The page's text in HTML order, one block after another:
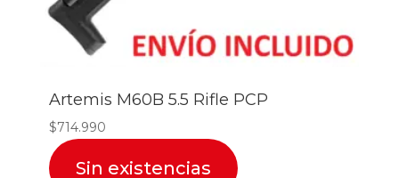
Artemis M60B 5.5 Rifle PCP
$714.990
Sin existencias